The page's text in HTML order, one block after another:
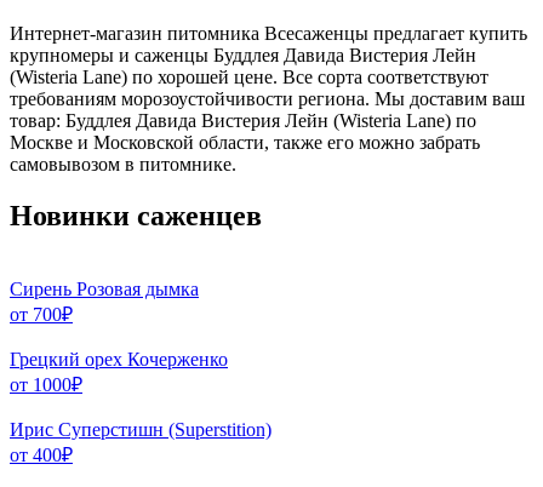
Интернет-магазин питомника Всесаженцы предлагает купить
крупномеры и саженцы Буддлея Давида Вистерия Лейн
(Wisteria Lane) по хорошей цене. Все сорта соответствуют
требованиям морозоустойчивости региона. Мы доставим ваш
товар: Буддлея Давида Вистерия Лейн (Wisteria Lane) по
Москве и Московской области, также его можно забрать
самовывозом в питомнике.
Новинки саженцев
Сирень Розовая дымка
от 700₽
Грецкий орех Кочерженко
от 1000₽
Ирис Суперстишн (Superstition)
от 400₽